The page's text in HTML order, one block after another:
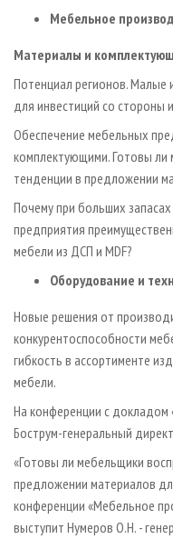
Мебельное
Материалы и
Потенциал регионов. Малые
для инвестиций со стороны
Обеспечение мебельных
комплектующими. Готовы
тенденции в предложении
Почему при больших
предприятия
мебели из ДСП и MDF?
Оборудование и
Новые решения от
конкурентоспособности
гибкость в ассортименте
мебели.
На конференции с докладом
Бострум-генеральный
«Готовы ли мебельщики
предложении материалов
конференции «Мебельное
выступит Нумеров О.Н. -